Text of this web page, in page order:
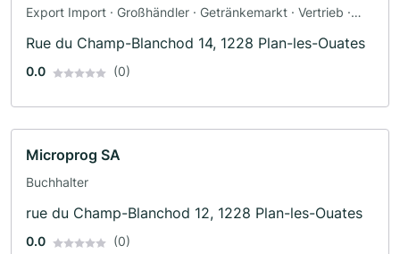
Export Import · Großhändler · Getränkemarkt · Vertrieb ·
Rue du Champ-Blanchod 14, 1228 Plan-les-Ouates
0.0 (0)
Microprog SA
Buchhalter
rue du Champ-Blanchod 12, 1228 Plan-les-Ouates
0.0 (0)